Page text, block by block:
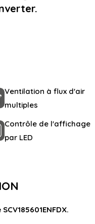
Ventilation à flux d'air
multiples
Contrôle de l'affichage
par LED